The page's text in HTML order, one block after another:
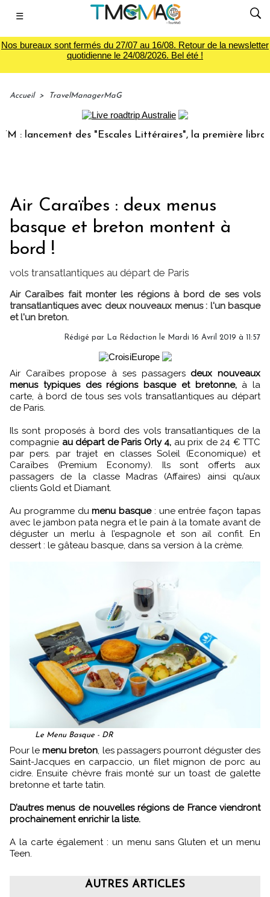
☰
Nos bureaux sont fermés du 27/07 au 16/08. Retour de la newsletter
quotidienne le 24/08/2026. Bel été !
Accueil > TravelManagerMaG
lancement des "Escales Littéraires", la première librairie
Air Caraïbes : deux menus
basque et breton montent à
bord !
vols transatlantiques au départ de Paris
Air Caraïbes fait monter les régions à bord de ses vols
transatlantiques avec deux nouveaux menus : l'un basque
et l'un breton.
Rédigé par La Rédaction le Mardi 16 Avril 2019 à 11:57
Air Caraïbes propose à ses passagers deux nouveaux
menus typiques des régions basque et bretonne,à la
carte, à bord de tous ses vols transatlantiques au départ
de Paris.
Ils sont proposés à bord des vols transatlantiques de la
compagnie au départ de Paris Orly 4, au prix de 24 € TTC
par pers. par trajet en classes Soleil (Economique) et
Caraïbes (Premium Economy). Ils sont offerts aux
passagers de la classe Madras (Affaires) ainsi qu’aux
clients Gold et Diamant.
Au programme dumenu basque: une entrée façon tapas
avec le jambon pata negra et le pain à la tomate avant de
déguster un merlu à l’espagnole et son ail confit. En
dessert : le gâteau basque, dans sa version à la crème.
Le Menu Basque - DR
Pour lemenu breton, les passagers pourront déguster des
Saint-Jacques en carpaccio, un filet mignon de porc au
cidre. Ensuite chèvre frais monté sur un toast de galette
bretonne et tarte tatin.
D’autres menus de nouvelles régions de France viendront
prochainement enrichir la liste.
A la carte également : un menu sans Gluten et un menu
Teen.
AUTRES ARTICLES